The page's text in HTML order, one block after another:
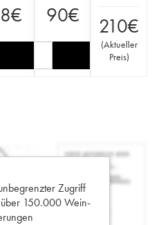
€ 90€ 210€
(Aktueller
Preis)
Zugriff
über 150.000 Wein-